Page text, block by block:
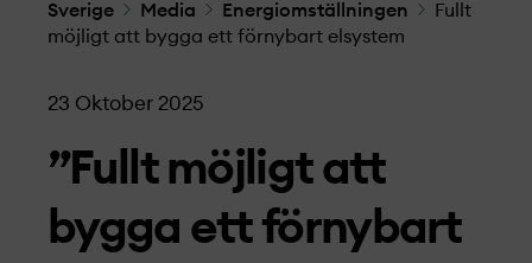
Sverige Media Energiomställningen
Fullt
möjligt att bygga ett förnybart elsystem
23 Oktober 2025
”Fullt möjligt att
bygga ett förnybart